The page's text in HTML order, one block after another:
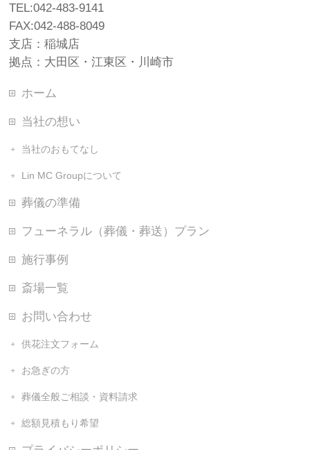
TEL:042-483-9141
FAX:042-488-8049
支店：稲城店
拠点：大田区・江東区・川崎市
ホーム
当社の想い
当社のおもてなし
Lin MC Groupについて
葬儀の準備
フューネラル（葬儀・葬送）プラン
施行事例
斎場一覧
お問い合わせ
供花注文フォーム
お急ぎの方
葬儀全般ご相談・資料請求
総額見積もり希望